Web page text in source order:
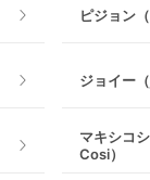
制限がある
リットの1つとして
のピークシーズン
ピジョン
ジョイー（
マキシコ
Cosi）